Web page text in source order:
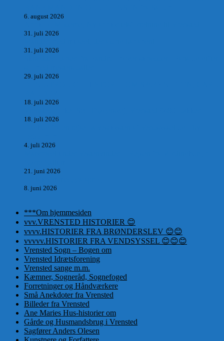
6. august 2026
31. juli 2026
31. juli 2026
29. juli 2026
18. juli 2026
18. juli 2026
4. juli 2026
21. juni 2026
8. juni 2026
***Om hjemmesiden
vvv.VRENSTED HISTORIER 😊
vvvv.HISTORIER FRA BRØNDERSLEV 😊😊
vvvvv.HISTORIER FRA VENDSYSSEL 😊😊😊
Vrensted Sogn – Bogen om
Vrensted Idrætsforening
Vrensted sange m.m.
Kæmner, Sogneråd, Sognefoged
Forretninger og Håndværkere
Små Anekdoter fra Vrensted
Billeder fra Vrensted
Ane Maries Hus-historier om
Gårde og Husmandsbrug i Vrensted
Sagfører Anders Olesen